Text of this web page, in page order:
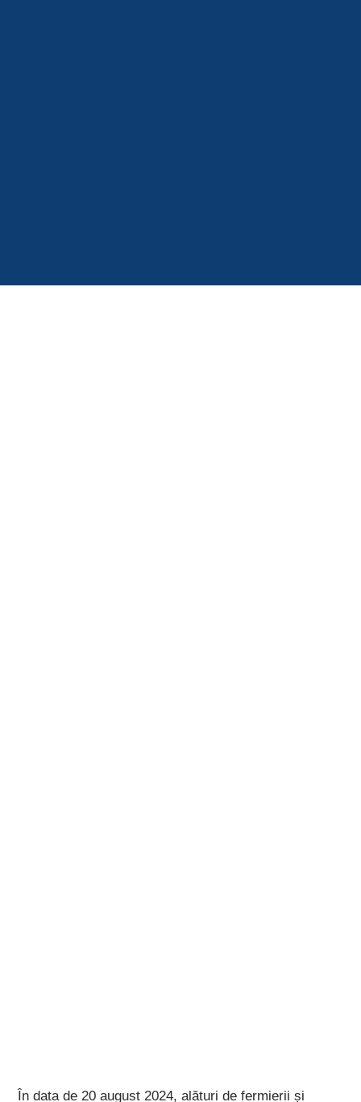
În data de 20 august 2024, alături de fermierii și